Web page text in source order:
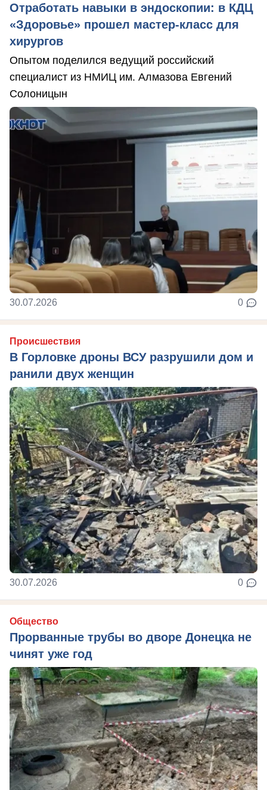
Отработать навыки в эндоскопии: в КДЦ
«Здоровье» прошел мастер-класс для
хирургов
Опытом поделился ведущий российский
специалист из НМИЦ им. Алмазова Евгений
Солоницын
30.07.2026 0
Происшествия
В Горловке дроны ВСУ разрушили дом и
ранили двух женщин
30.07.2026 0
Общество
Прорванные трубы во дворе Донецка не
чинят уже год